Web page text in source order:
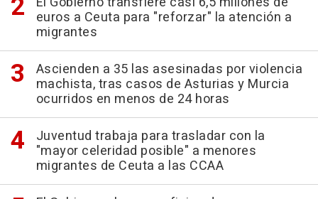
euros a Ceuta para "reforzar" la atención a
migrantes
Ascienden a 35 las asesinadas por violencia
machista, tras casos de Asturias y Murcia
ocurridos en menos de 24 horas
Juventud trabaja para trasladar con la
"mayor celeridad posible" a menores
migrantes de Ceuta a las CCAA